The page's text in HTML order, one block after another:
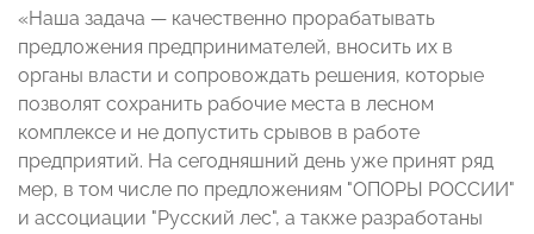
«Наша задача — качественно прорабатывать
предложения предпринимателей, вносить их в
органы власти и сопровождать решения, которые
позволят сохранить рабочие места в лесном
комплексе и не допустить срывов в работе
предприятий. На сегодняшний день уже принят ряд
мер, в том числе по предложениям "ОПОРЫ РОССИИ"
и ассоциации "Русский лес", а также разработаны